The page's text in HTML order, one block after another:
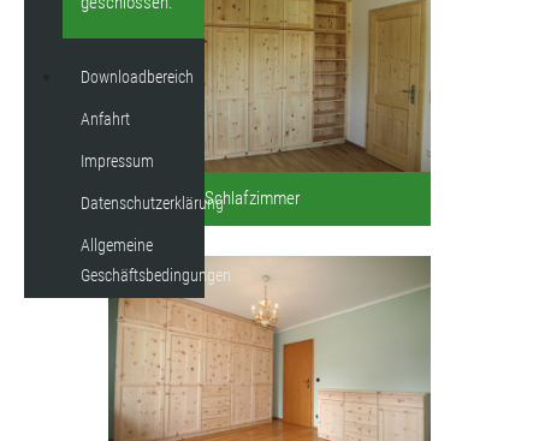
Downloadbereich
Anfahrt
Impressum
Datenschutzerklärung
Allgemeine
Geschäftsbedingungen
Möbel fürs Schlafzimmer